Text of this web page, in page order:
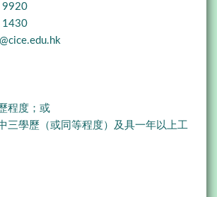
9920
1430
程度；或
三學歷（或同等程度）及具一年以上工